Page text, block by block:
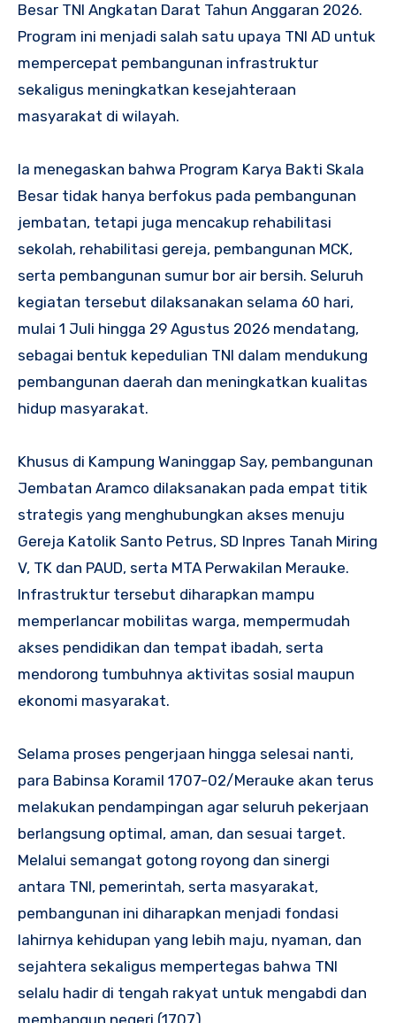
Besar TNI Angkatan Darat Tahun Anggaran 2026.
Program ini menjadi salah satu upaya TNI AD untuk
mempercepat pembangunan infrastruktur
sekaligus meningkatkan kesejahteraan
masyarakat di wilayah.
Ia menegaskan bahwa Program Karya Bakti Skala
Besar tidak hanya berfokus pada pembangunan
jembatan, tetapi juga mencakup rehabilitasi
sekolah, rehabilitasi gereja, pembangunan MCK,
serta pembangunan sumur bor air bersih. Seluruh
kegiatan tersebut dilaksanakan selama 60 hari,
mulai 1 Juli hingga 29 Agustus 2026 mendatang,
sebagai bentuk kepedulian TNI dalam mendukung
pembangunan daerah dan meningkatkan kualitas
hidup masyarakat.
Khusus di Kampung Waninggap Say, pembangunan
Jembatan Aramco dilaksanakan pada empat titik
strategis yang menghubungkan akses menuju
Gereja Katolik Santo Petrus, SD Inpres Tanah Miring
V, TK dan PAUD, serta MTA Perwakilan Merauke.
Infrastruktur tersebut diharapkan mampu
memperlancar mobilitas warga, mempermudah
akses pendidikan dan tempat ibadah, serta
mendorong tumbuhnya aktivitas sosial maupun
ekonomi masyarakat.
Selama proses pengerjaan hingga selesai nanti,
para Babinsa Koramil 1707-02/Merauke akan terus
melakukan pendampingan agar seluruh pekerjaan
berlangsung optimal, aman, dan sesuai target.
Melalui semangat gotong royong dan sinergi
antara TNI, pemerintah, serta masyarakat,
pembangunan ini diharapkan menjadi fondasi
lahirnya kehidupan yang lebih maju, nyaman, dan
sejahtera sekaligus mempertegas bahwa TNI
selalu hadir di tengah rakyat untuk mengabdi dan